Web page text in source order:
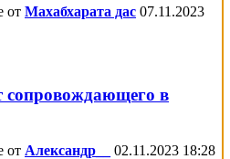
от Махабхарата дас 07.11.2023
в
от Александр__ 02.11.2023 18:28